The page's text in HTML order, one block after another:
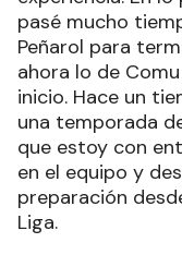
pasé mucho
Peñarol para
ahora lo de
inicio. Hace un
una temporada
que estoy con
en el equipo y
preparación
Liga.